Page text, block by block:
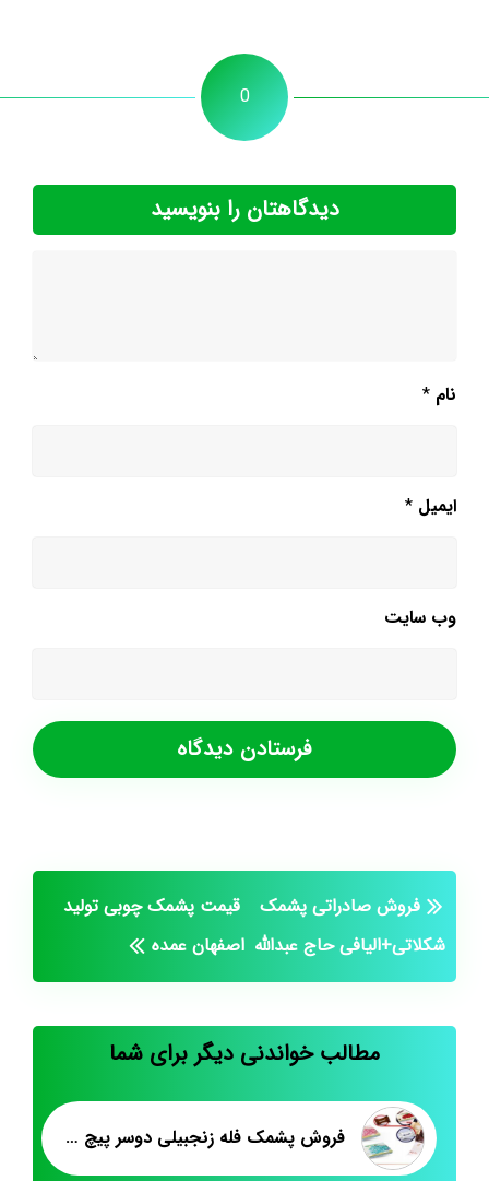
0
دیدگاهتان را بنویسید
نام *
ایمیل *
وب‌ سایت
فروش صادراتی پشمک
شکلاتی+الیافی حاج عبدالله
قیمت پشمک چوبی تولید
اصفهان عمده
مطالب خواندنی دیگر برای شما
فروش پشمک فله زنجبیلی دوسر پیچ لقمه